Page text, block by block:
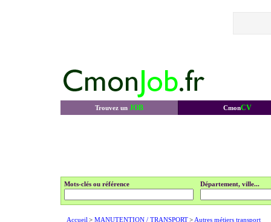
Trouvez un JOB CmonCV
Mots-clés ou référence Département, ville...
Accueil > MANUTENTION / TRANSPORT> Autres métiers transport